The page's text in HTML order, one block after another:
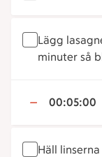
Lägg
minuter så
00:05:00
Häll